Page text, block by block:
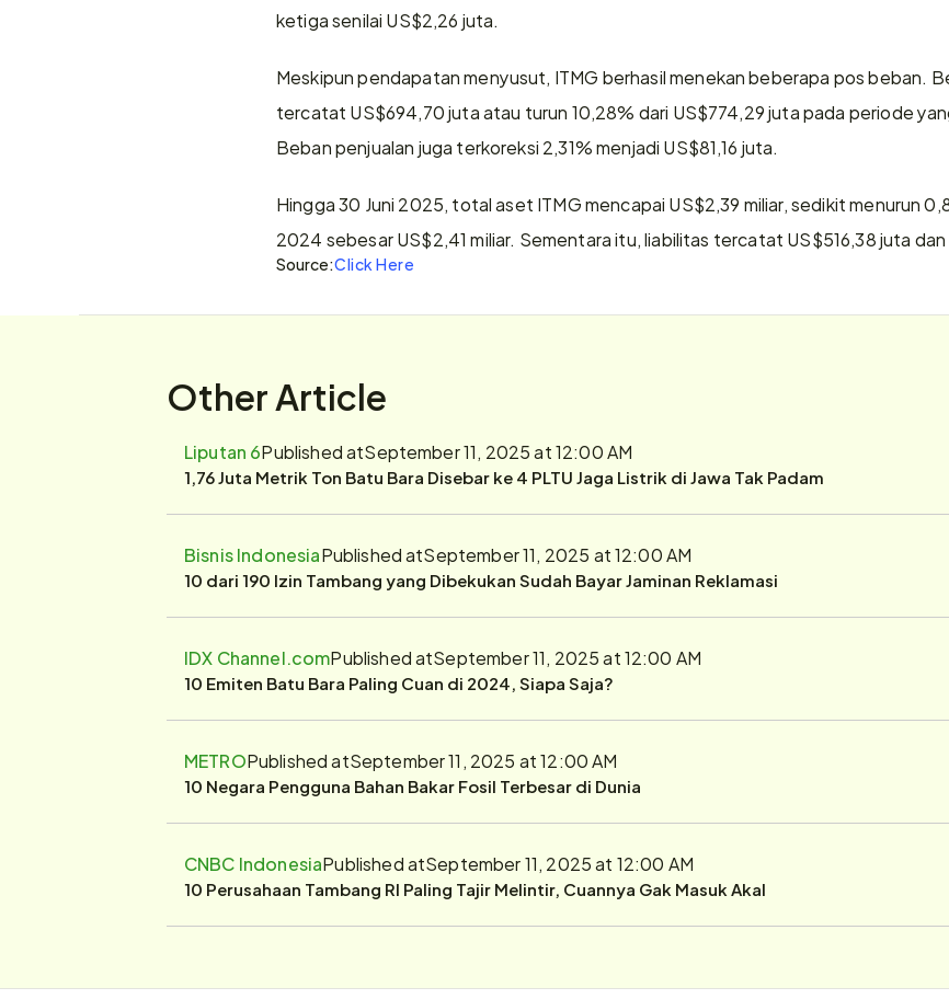
ketiga senilai US$2,26 juta.
Meskipun pendapatan menyusut, ITMG berhasil menekan beberapa pos beban.
tercatat US$694,70 juta atau turun 10,28% dari US$774,29 juta pada periode
Beban penjualan juga terkoreksi 2,31% menjadi US$81,16 juta.
Hingga 30 Juni 2025, total aset ITMG mencapai US$2,39 miliar, sedikit menurun
2024 sebesar US$2,41 miliar. Sementara itu, liabilitas tercatat US$516,38 juta dan
Source:Click Here
Other Article
Liputan 6Published atSeptember 11, 2025 at 12:00 AM
1,76 Juta Metrik Ton Batu Bara Disebar ke 4 PLTU Jaga Listrik di Jawa Tak Padam
Bisnis IndonesiaPublished atSeptember 11, 2025 at 12:00 AM
10 dari 190 Izin Tambang yang Dibekukan Sudah Bayar Jaminan Reklamasi
IDX Channel.comPublished atSeptember 11, 2025 at 12:00 AM
10 Emiten Batu Bara Paling Cuan di 2024, Siapa Saja?
METROPublished atSeptember 11, 2025 at 12:00 AM
10 Negara Pengguna Bahan Bakar Fosil Terbesar di Dunia
CNBC IndonesiaPublished atSeptember 11, 2025 at 12:00 AM
10 Perusahaan Tambang RI Paling Tajir Melintir, Cuannya Gak Masuk Akal